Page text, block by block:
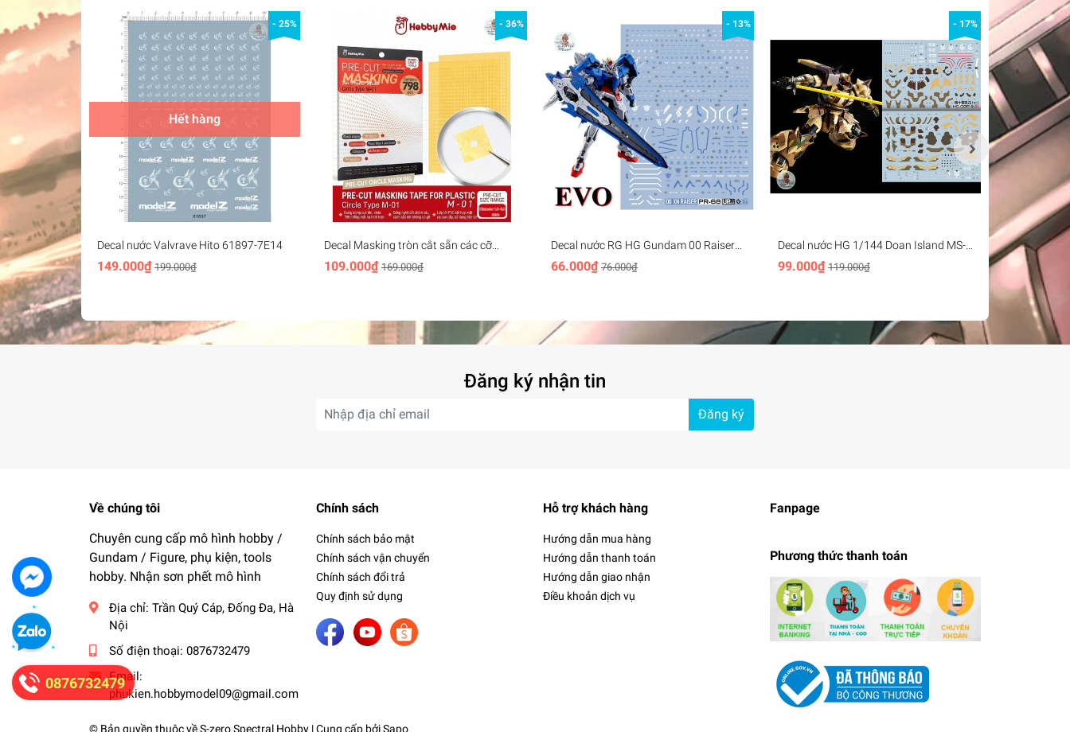
- 25%
Hết hàng
Decal nước Valvrave Hito 61897-7E14
149.000₫ 199.000₫
- 36%
Decal Masking tròn cắt sẵn các cỡ
Hobby Mio Pre-cut Masking Paper
Round M01
109.000₫ 169.000₫
- 13%
Decal nước RG HG Gundam 00 Raiser
XN 7s Seven sword 00R 007S Water
sticker các loại
66.000₫ 76.000₫
- 17%
Decal nước HG 1/144 Doan Island MS-
06GD High Mobility Zaku 3in1
99.000₫ 119.000₫
Decal nước
loại
Water sticker
88.000₫
Đăng ký nhận tin
Đăng ký
Về chúng tôi
Chuyên cung cấp mô hình hobby /
Gundam / Figure, phụ kiện, tools
hobby. Nhận sơn phết mô hình
Địa chỉ: Trần Quý Cáp, Đống Đa, Hà
Nội
Số điện thoại: 0876732479
Email:
phukien.hobbymodel09@gmail.com
Chính sách
Chính sách bảo mật
Chính sách vận chuyển
Chính sách đổi trả
Quy định sử dụng
Hỗ trợ khách hàng
Hướng dẫn mua hàng
Hướng dẫn thanh toán
Hướng dẫn giao nhận
Điều khoản dịch vụ
Fanpage
Phương thức thanh toán
© Bản quyền thuộc vềS-zero Spectral Hobby | Cung cấp bởiSapo
0876732479